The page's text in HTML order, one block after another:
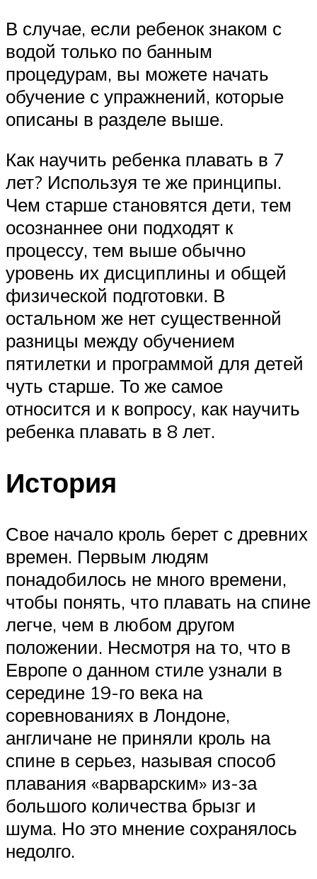
В случае, если ребенок знаком с
водой только по банным
процедурам, вы можете начать
обучение с упражнений, которые
описаны в разделе выше.
Как научить ребенка плавать в 7
лет? Используя те же принципы.
Чем старше становятся дети, тем
осознаннее они подходят к
процессу, тем выше обычно
уровень их дисциплины и общей
физической подготовки. В
остальном же нет существенной
разницы между обучением
пятилетки и программой для детей
чуть старше. То же самое
относится и к вопросу, как научить
ребенка плавать в 8 лет.
История
Свое начало кроль берет с древних
времен. Первым людям
понадобилось не много времени,
чтобы понять, что плавать на спине
легче, чем в любом другом
положении. Несмотря на то, что в
Европе о данном стиле узнали в
середине 19-го века на
соревнованиях в Лондоне,
англичане не приняли кроль на
спине в серьез, называя способ
плавания «варварским» из-за
большого количества брызг и
шума. Но это мнение сохранялось
недолго.